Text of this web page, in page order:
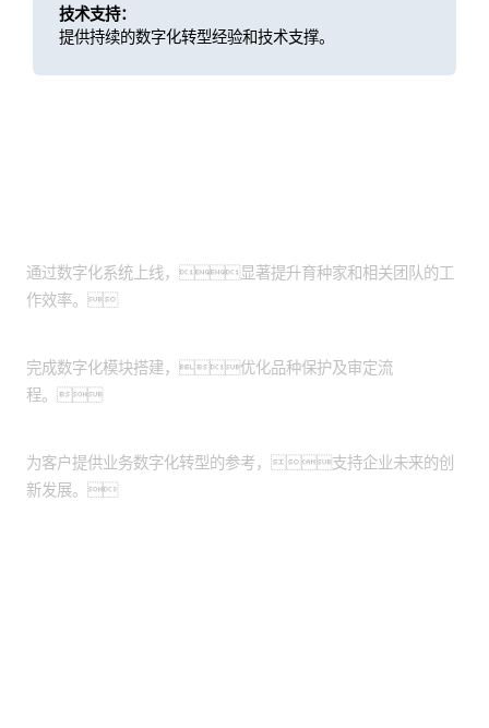
技术支持：
提供持续的数字化转型经验和技术支撑。
通过数字化系统上线，显著提升育种家和相关团队的工
作效率。
完成数字化模块搭建，优化品种保护及审定流
程。
为客户提供业务数字化转型的参考，支持企业未来的创
新发展。